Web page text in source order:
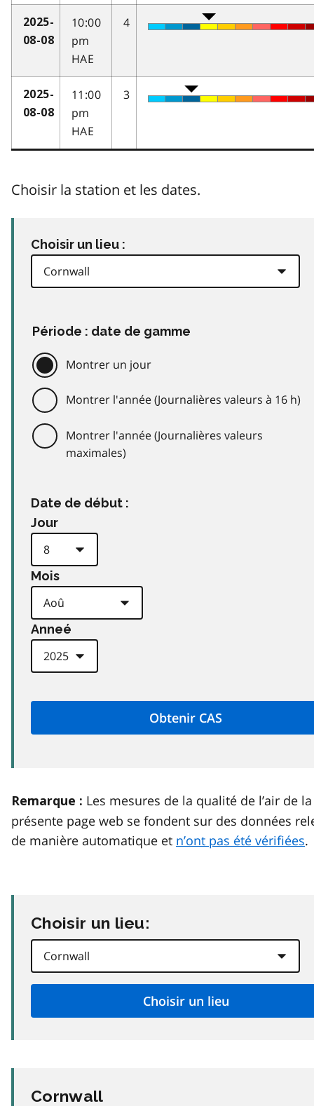
2025-
08-08
10:00
pm
HAE
4
2025-
08-08
11:00
pm
HAE
3
Choisir la station et les dates.
Choisir un lieu :
Période : date de gamme
Montrer un jour
Montrer l'année (Journalières valeurs à 16 h)
Montrer l'année (Journalières valeurs
maximales)
Date de début :
Jour
Mois
Anneé
Remarque : Les mesures de la qualité de l’air de la
présente page web se fondent sur des données
de manière automatique et n’ont pas été vérifiées.
Choisir un lieu:
Cornwall